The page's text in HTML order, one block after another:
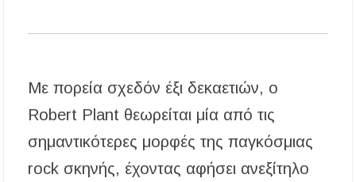
Με πορεία σχεδόν έξι δεκαετιών, ο
Robert Plant θεωρείται μία από τις
σημαντικότερες μορφές της παγκόσμιας
rock σκηνής, έχοντας αφήσει ανεξίτηλο